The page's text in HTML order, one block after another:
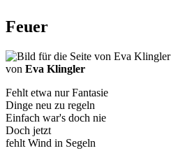
Feuer
von Eva Klingler
Fehlt etwa nur Fantasie
Dinge neu zu regeln
Einfach war's doch nie
Doch jetzt
fehlt Wind in Segeln